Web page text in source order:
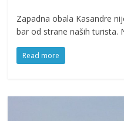
Zapadna obala Kasandre
bar od strane naših turista.
Read more